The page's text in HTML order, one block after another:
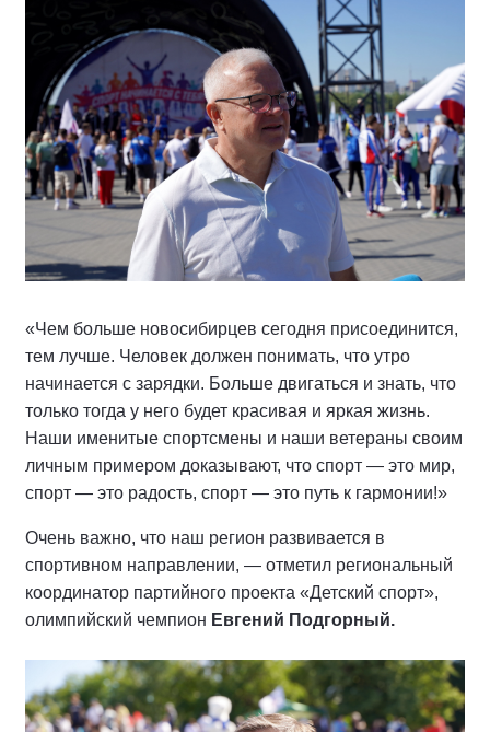
«Чем больше новосибирцев сегодня присоединится,
тем лучше. Человек должен понимать, что утро
начинается с зарядки. Больше двигаться и знать, что
только тогда у него будет красивая и яркая жизнь.
Наши именитые спортсмены и наши ветераны своим
личным примером доказывают, что спорт — это мир,
спорт — это радость, спорт — это путь к гармонии!»
Очень важно, что наш регион развивается в
спортивном направлении, — отметил региональный
координатор партийного проекта «Детский спорт»,
олимпийский чемпион Евгений Подгорный.